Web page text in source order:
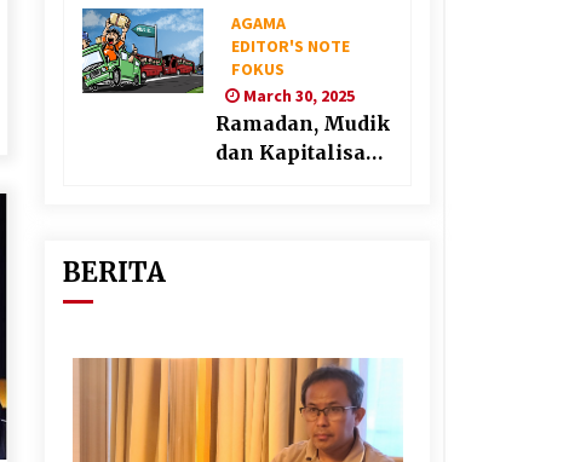
dan
Kebersamaan
AGAMA
EDITOR'S NOTE
FOKUS
March 30, 2025
Ramadan, Mudik
dan Kapitalisasi
BERITA